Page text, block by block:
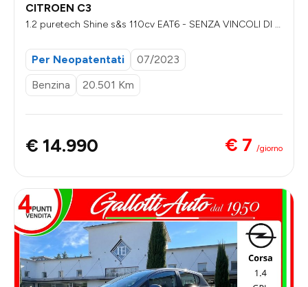
CITROEN C3
1.2 puretech Shine s&s 110cv EAT6 - SENZA VINCOLI DI FI
Per Neopatentati
07/2023
Benzina
20.501 Km
€ 14.990 € 7 /giorno